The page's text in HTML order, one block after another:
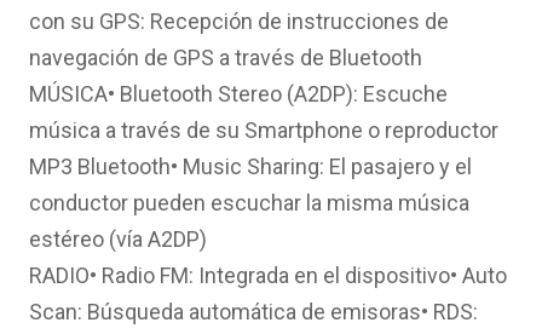
con su GPS: Recepción de instrucciones de
navegación de GPS a través de Bluetooth
MÚSICA• Bluetooth Stereo (A2DP): Escuche
música a través de su Smartphone o reproductor
MP3 Bluetooth• Music Sharing: El pasajero y el
conductor pueden escuchar la misma música
estéreo (vía A2DP)
RADIO• Radio FM: Integrada en el dispositivo• Auto
Scan: Búsqueda automática de emisoras• RDS: